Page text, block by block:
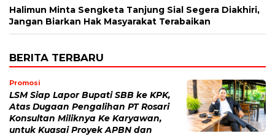
Halimun Minta Sengketa Tanjung Sial Segera Diakhiri,
Jangan Biarkan Hak Masyarakat Terabaikan
BERITA TERBARU
Promosi
LSM Siap Lapor Bupati SBB ke KPK,
Atas Dugaan Pengalihan PT Rosari
Konsultan Miliknya Ke Karyawan,
untuk Kuasai Proyek APBN dan